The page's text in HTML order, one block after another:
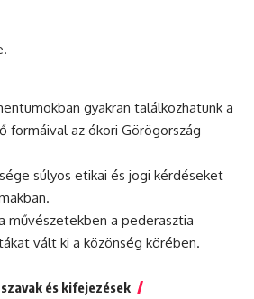
gyakran találkozhatunk a
formáival az ókori Görögország
súlyos etikai és jogi kérdéseket
művészetekben a pederasztia
vált ki a közönség körében.
és kifejezések